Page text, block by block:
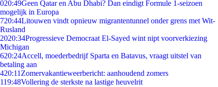
020:49Geen Qatar en Abu Dhabi? Dan eindigt Formule 1-seizoen
mogelijk in Europa
720:44Litouwen vindt opnieuw migrantentunnel onder grens met Wit-
Rusland
2020:34Progressieve Democraat El-Sayed wint nipt voorverkiezing
Michigan
620:24Accell, moederbedrijf Sparta en Batavus, vraagt uitstel van
betaling aan
420:11 Zomervakantieweerbericht: aanhoudend zomers
119:48Vollering de sterkste na lastige heuvelrit